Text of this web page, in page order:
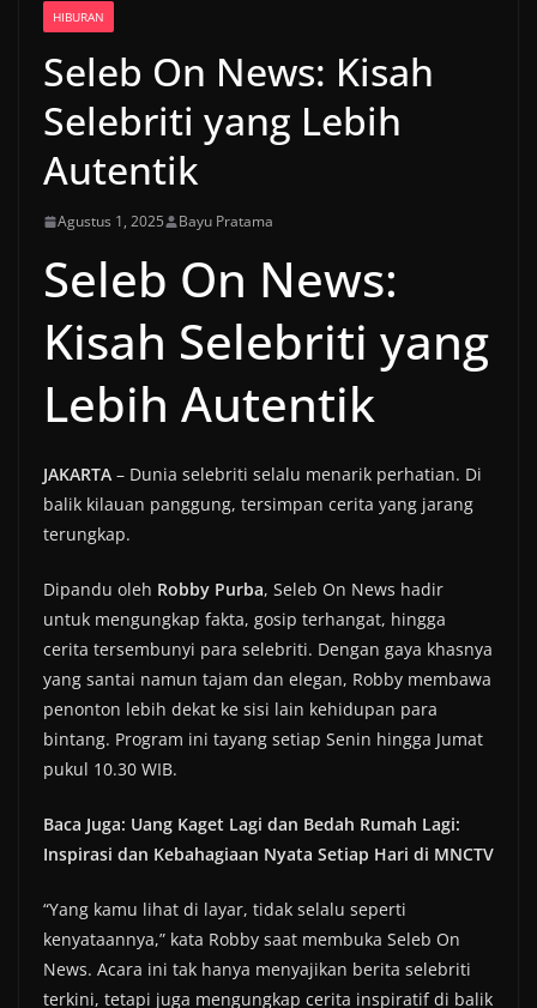
HIBURAN
Seleb On News: Kisah
Selebriti yang Lebih
Autentik
Agustus 1, 2025 Bayu Pratama
Seleb On News:
Kisah Selebriti yang
Lebih Autentik
JAKARTA – Dunia selebriti selalu menarik perhatian. Di
balik kilauan panggung, tersimpan cerita yang jarang
terungkap.
Dipandu oleh Robby Purba, Seleb On News hadir
untuk mengungkap fakta, gosip terhangat, hingga
cerita tersembunyi para selebriti. Dengan gaya khasnya
yang santai namun tajam dan elegan, Robby membawa
penonton lebih dekat ke sisi lain kehidupan para
bintang. Program ini tayang setiap Senin hingga Jumat
pukul 10.30 WIB.
Baca Juga: Uang Kaget Lagi dan Bedah Rumah Lagi:
Inspirasi dan Kebahagiaan Nyata Setiap Hari di MNCTV
“Yang kamu lihat di layar, tidak selalu seperti
kenyataannya,” kata Robby saat membuka Seleb On
News. Acara ini tak hanya menyajikan berita selebriti
terkini, tetapi juga mengungkap cerita inspiratif di balik